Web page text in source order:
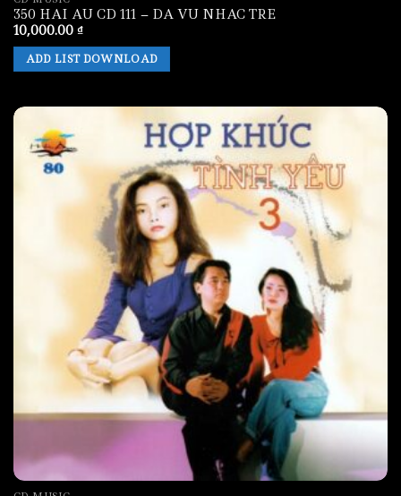
350 HAI AU CD 111 – DA VU NHAC TRE
10,000.00 ₫
ADD LIST DOWNLOAD